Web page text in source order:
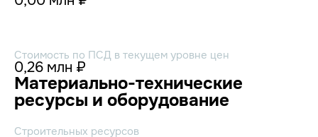
Стоимость по ПСД в текущем уровне цен
0,26 млн ₽
Материально-технические
ресурсы и оборудование
Строительных ресурсов